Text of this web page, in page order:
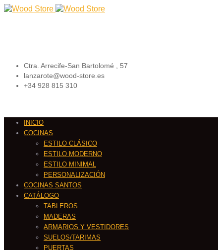
Ctra. Arrecife-San Bartolomé , 57
lanzarote@wood-store.es
+34 928 815 310
INICIO
COCINAS
ESTILO CLÁSICO
ESTILO MODERNO
ESTILO MINIMAL
PERSONALIZACIÓN
COCINAS SANTOS
CATÁLOGO
TABLEROS
MADERAS
ARMARIOS Y VESTIDORES
SUELOS/TARIMAS
PUERTAS